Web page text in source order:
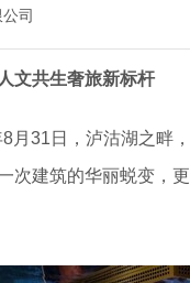
司
文共生奢旅新标杆
月31日，泸沽湖之畔
次建筑的华丽蜕变，